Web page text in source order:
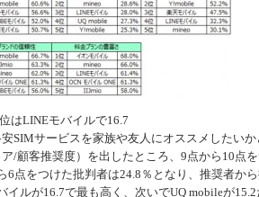
はLINEモバイルで16.7
SIMサービスを家族や友人にオススメしたい
/顧客推奨度）を出したところ、9点から10点
点をつけた批判者は24.8％となり、推奨者か
ルが16.7で最も高く、次いでUQ mobileが15.2